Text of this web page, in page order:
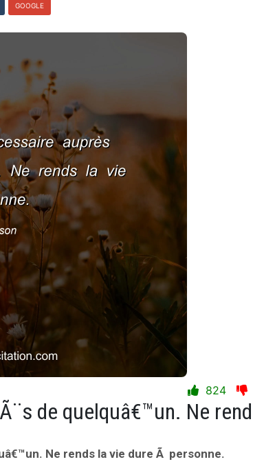
GOOGLE
824
Ne rends la vie dure Ã personne.